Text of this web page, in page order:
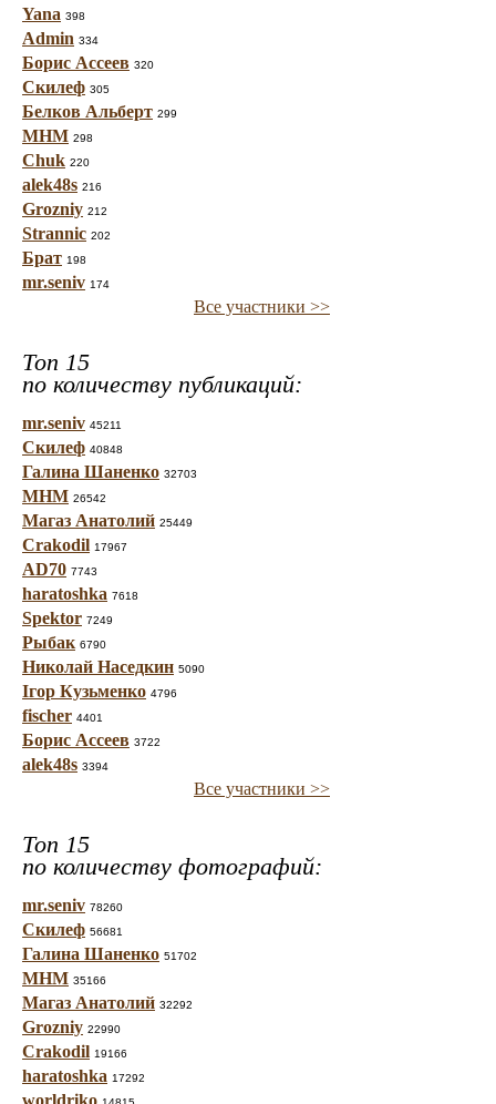
Yana 398
Admin 334
Борис Ассеев 320
Скилеф 305
Белков Альберт 299
МНМ 298
Chuk 220
alek48s 216
Grozniy 212
Strannic 202
Брат 198
mr.seniv 174
Все участники >>
Топ 15
по количеству публикаций:
mr.seniv 45211
Скилеф 40848
Галина Шаненко 32703
МНМ 26542
Магаз Анатолий 25449
Crakodil 17967
AD70 7743
haratoshka 7618
Spektor 7249
Рыбак 6790
Николай Наседкин 5090
Ігор Кузьменко 4796
fischer 4401
Борис Ассеев 3722
alek48s 3394
Все участники >>
Топ 15
по количеству фотографий:
mr.seniv 78260
Скилеф 56681
Галина Шаненко 51702
МНМ 35166
Магаз Анатолий 32292
Grozniy 22990
Crakodil 19166
haratoshka 17292
worldriko